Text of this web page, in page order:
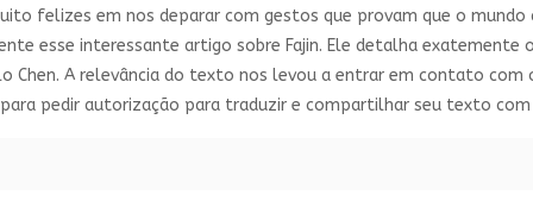
felizes em nos deparar com gestos que provam que o
esse interessante artigo sobre Fajin. Ele detalha exatemente
Chen. A relevância do texto nos levou a entrar em contato com
pedir autorização para traduzir e compartilhar seu texto com